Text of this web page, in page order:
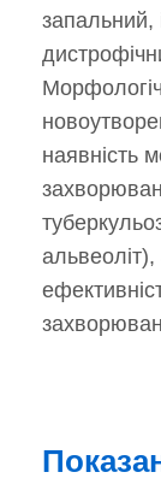
запальний,
наявність